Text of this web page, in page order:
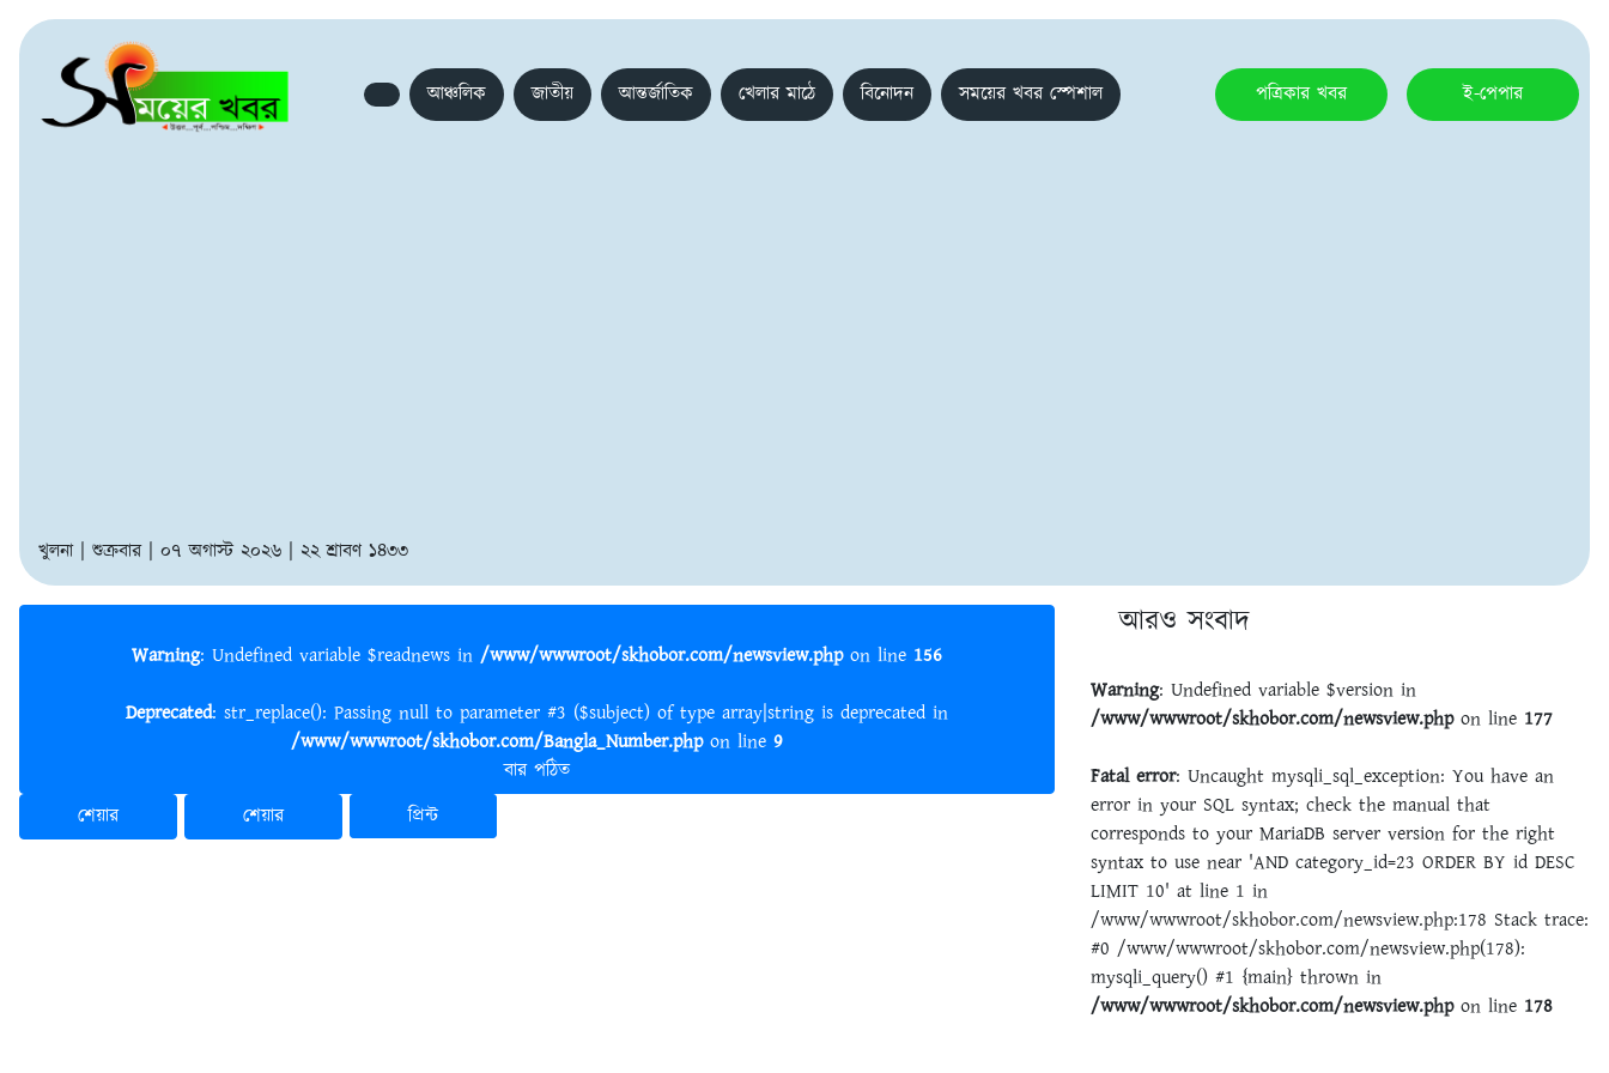
আঞ্চলিক জাতীয় আন্তর্জাতিক খেলার মাঠে বিনোদন সময়ের খবর স্পেশাল পত্রিকার খবর ই-পেপার
খুলনা | শুক্রবার | ০৭ অগাস্ট ২০২৬ | ২২ শ্রাবণ ১৪৩৩
Warning : Undefined variable $readnews in /www/wwwroot/skhobor.com/newsview.phpon line 156
Deprecated : str_replace(): Passing null to parameter #3 ($subject) of type array|string is deprecated in
/www/wwwroot/skhobor.com/Bangla_Number.phpon line 9
বার পঠিত
শেয়ার
শেয়ার প্রিন্ট
আরও সংবাদ
Warning: Undefined variable $version in
/www/wwwroot/skhobor.com/newsview.phpon line 177
Fatal error: Uncaught mysqli_sql_exception: You have an
error in your SQL syntax; check the manual that
corresponds to your MariaDB server version for the right
syntax to use near 'AND category_id=23 ORDER BY id DESC
LIMIT 10' at line 1 in
/www/wwwroot/skhobor.com/newsview.php:178 Stack trace:
#0 /www/wwwroot/skhobor.com/newsview.php(178):
mysqli_query() #1 {main} thrown in
/www/wwwroot/skhobor.com/newsview.phpon line 178